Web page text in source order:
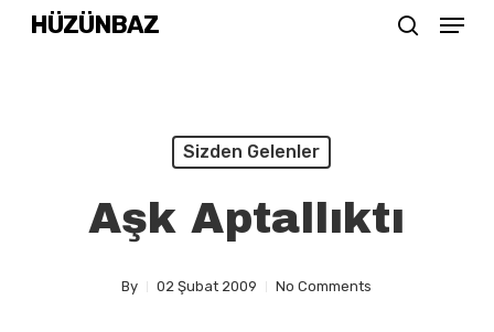
SkipHÜZÜNBAZ Menu
Sizden Gelenler
Aşk Aptallıktı
By 02 Şubat 2009 No Comments